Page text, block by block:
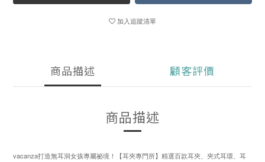
加入追蹤清單
商品描述 顧客評價
商品描述
vacanza打造無耳洞女孩專屬祕境！【耳夾專門所】精選百款耳夾、夾式耳環、耳